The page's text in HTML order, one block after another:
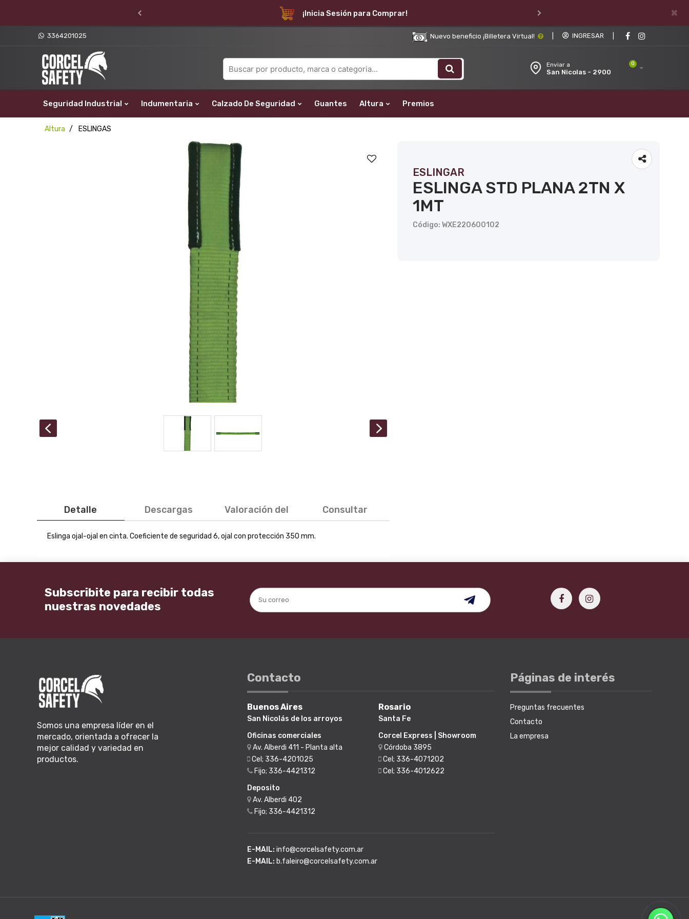
×
¡Inicia Sesión para Comprar!
3364201025 Nuevo beneficio ¡Billetera Virtual! INGRESAR
0
Enviar a
San Nicolas - 2900
Seguridad Industrial Indumentaria Calzado De Seguridad Guantes Altura Premios
Altura ESLINGAS
ESLINGAR
ESLINGA STD PLANA 2TN X
1MT
Código: WXE220600102
Detalle Descargas
Valoración del
producto
Consultar
Eslinga ojal-ojal en cinta. Coeficiente de seguridad 6, ojal con protección 350 mm.
Subscribite para recibir todas
nuestras novedades
Somos una empresa líder en el
mercado, orientada a ofrecer la
mejor calidad y variedad en
productos.
Contacto
Buenos Aires
San Nicolás de los arroyos
Oficinas comerciales
Av. Alberdi 411 - Planta alta
Cel; 336-4201025
Fijo; 336-4421312
Deposito
Av. Alberdi 402
Fijo; 336-4421312
Rosario
Santa Fe
Corcel Express | Showroom
Córdoba 3895
Cel; 336-4071202
Cel; 336-4012622
E-MAIL: info@corcelsafety.com.ar
E-MAIL: b.faleiro@corcelsafety.com.ar
Páginas de interés
Preguntas frecuentes
Contacto
La empresa